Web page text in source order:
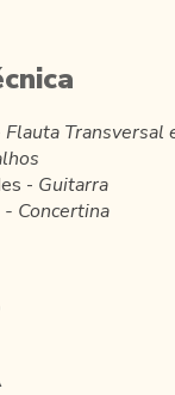
Flauta Transversal
- Guitarra
- Concertina